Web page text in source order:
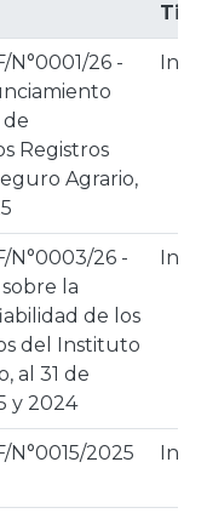
Tipo
N°0001/26 -
Registros
Agrario,
N°0003/26 -
la
de los
del Instituto
al 31 de
у 2024
N°0015/2025